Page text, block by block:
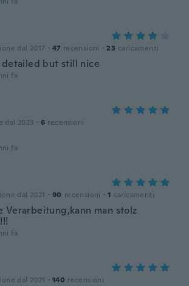
dal 2017 · 47 recensioni · 23 caricamenti
detailed but still nice
fa
dal 2023 · 6 recensioni
fa
dal 2021 · 90 recensioni · 1 caricamenti
Verarbeitung,kann man stolz
fa
dal 2021 · 140 recensioni